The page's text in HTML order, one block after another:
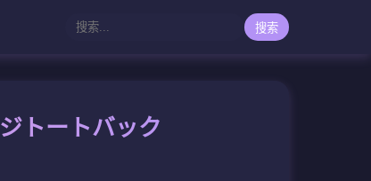
搜索
トートバック